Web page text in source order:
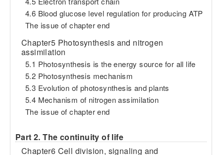
4.6 Blood glucose level regulation for producing ATP
The issue of chapter end
Chapter5 Photosynthesis and nitrogen
assimilation
5.1 Photosynthesis is the energy source for all life
5.2 Photosynthesis mechanism
5.3 Evolution of photosynthesis and plants
5.4 Mechanism of nitrogen assimilation
The issue of chapter end
Part 2. The continuity of life
Chapter6 Cell division, signaling and